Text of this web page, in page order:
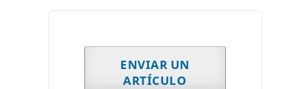
ENVIAR UN
ARTÍCULO